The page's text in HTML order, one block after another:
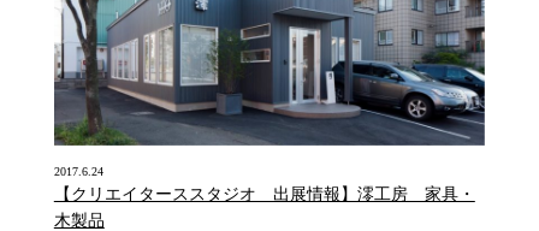
2017.6.24
【クリエイターススタジオ 出展情報】澪工房 家具・
木製品